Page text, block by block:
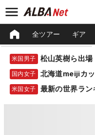
全ツアー ギア
米国男子
国内女子 北海道meijiカ
米国女子 最新の世界ラン